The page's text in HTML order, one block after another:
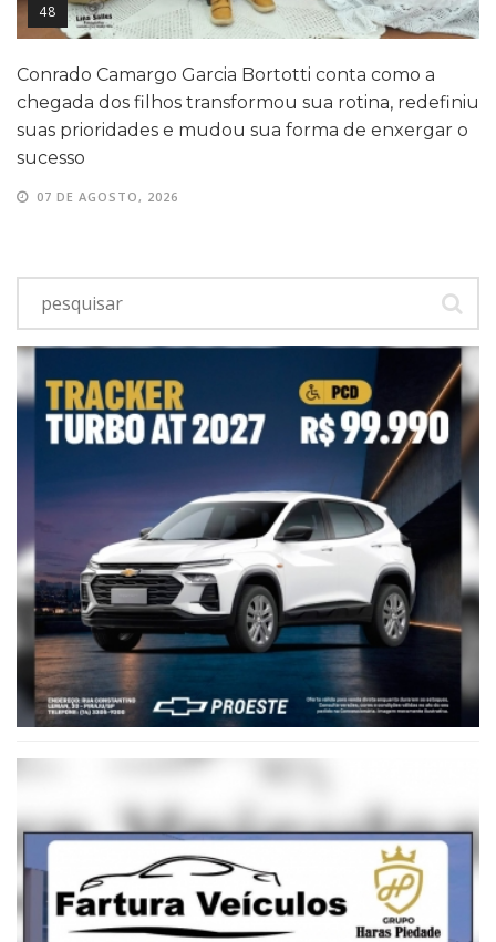
48
Conrado Camargo Garcia Bortotti conta como a
chegada dos filhos transformou sua rotina, redefiniu
suas prioridades e mudou sua forma de enxergar o
sucesso
07 DE AGOSTO, 2026